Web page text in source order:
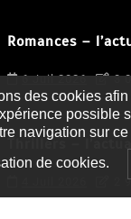
Romances –
6 Juil 2026 3
Thrillers –
2
des cookies
possible
navigation sur
de cookies.